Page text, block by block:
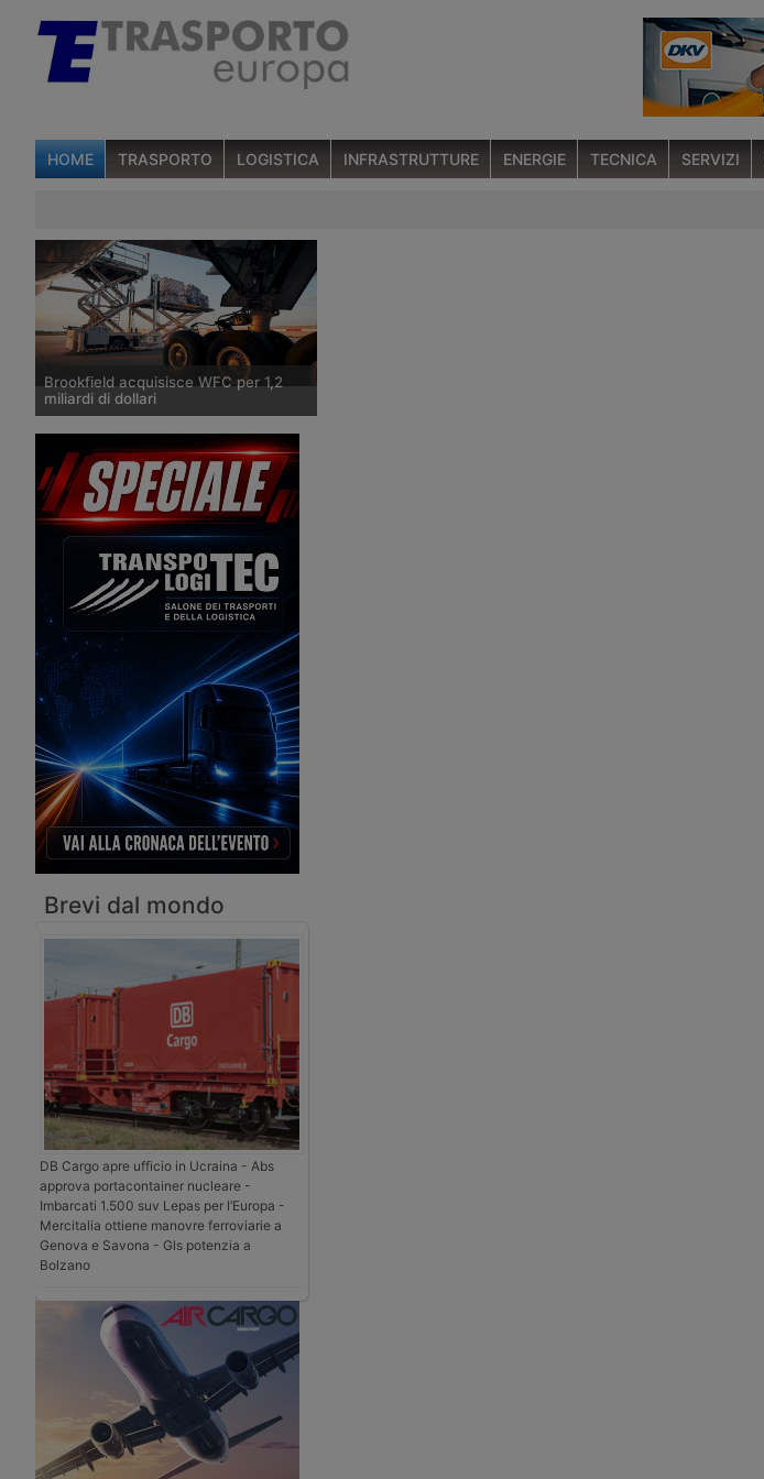
HOME TRASPORTO LOGISTICA INFRASTRUTTURE ENERGIE TECNICA SERVIZI
Brookfield acquisisce WFC per 1,2
miliardi di dollari
Brookfield Asset Management rileva il
principale intermediario globale nel
cargo aereo dai fondi Eqt e Pai
Partners. L’operazione, attesa a
chiusura entro fine 2026, punta su un
modello di attività a basso contenuto
di assetti con presenza in 80 Paesi e
servizi a oltre 300 compagnie aeree.
Brevi dal mondo
DB Cargo apre ufficio in Ucraina - Abs
approva portacontainer nucleare -
Imbarcati 1.500 suv Lepas per l’Europa -
Mercitalia ottiene manovre ferroviarie a
Genova e Savona - Gls potenzia a
Bolzano